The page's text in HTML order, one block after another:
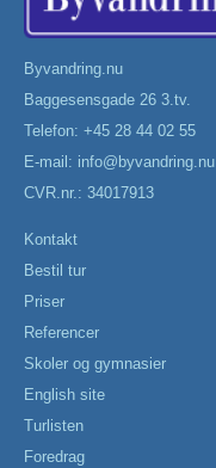
Byvandring.nu
Baggesensgade 26 3.tv.
Telefon: +45 28 44 02 55
E-mail: info@byvandring.nu
CVR.nr.: 34017913
Kontakt
Bestil tur
Priser
Referencer
Skoler og gymnasier
English site
Turlisten
Foredrag